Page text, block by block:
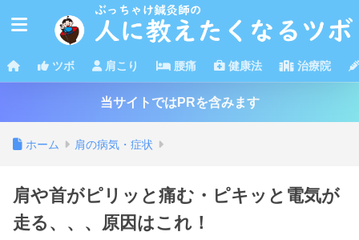
ツボ 肩こり 腰痛 健康法 治療院
当サイトではPRを含みます
ホーム 肩の病気・症状
肩や首がピリッと痛む・ピキッと電気が
走る、、、原因はこれ！